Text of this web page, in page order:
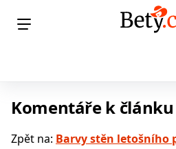
Komentáře k článku
Zpět na: Barvy stěn letošního